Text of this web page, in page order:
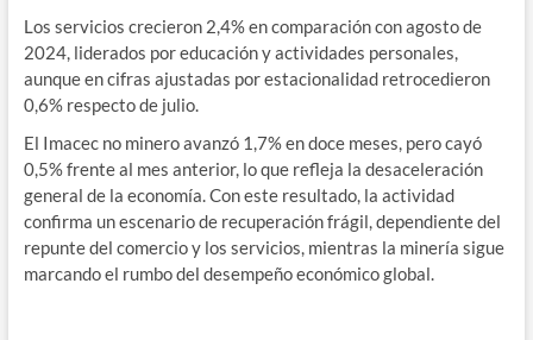
Los servicios crecieron 2,4% en comparación con agosto de
2024, liderados por educación y actividades personales,
aunque en cifras ajustadas por estacionalidad retrocedieron
0,6% respecto de julio.
El Imacec no minero avanzó 1,7% en doce meses, pero cayó
0,5% frente al mes anterior, lo que refleja la desaceleración
general de la economía. Con este resultado, la actividad
confirma un escenario de recuperación frágil, dependiente del
repunte del comercio y los servicios, mientras la minería sigue
marcando el rumbo del desempeño económico global.